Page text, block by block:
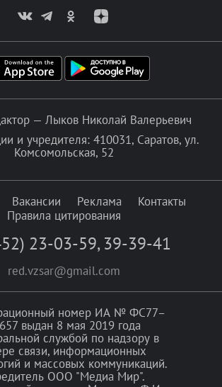
— Лыков Николай Валерьевич
и учредителя: 410031, Саратов, ул.
Комсомольская, 52
Вакансии Реклама
Контакты
Правила цитирования
23-03-59, 39-39-41
red.vzsar@gmail.com
номер ИА № ФС77–
выдан 8 мая 2019 года
службой по надзору в
связи, информационных
и массовых коммуникаций.
ООО "Медиа Мир".